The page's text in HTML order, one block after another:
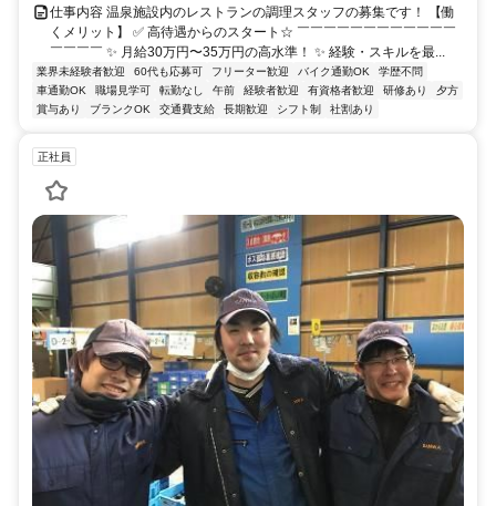
仕事内容 温泉施設内のレストランの調理スタッフの募集です！ 【働
くメリット】 ✅ 高待遇からのスタート☆ ￣￣￣￣￣￣￣￣￣￣￣￣
￣￣￣￣ ✨ 月給30万円〜35万円の高水準！ ✨ 経験・スキルを最...
業界未経験者歓迎 60代も応募可 フリーター歓迎 バイク通勤OK
学歴不問
車通勤OK
職場見学可 転勤なし 午前 経験者歓迎 有資格者歓迎 研修あり
夕方
賞与あり
ブランクOK 交通費支給 長期歓迎 シフト制 社割あり
正社員